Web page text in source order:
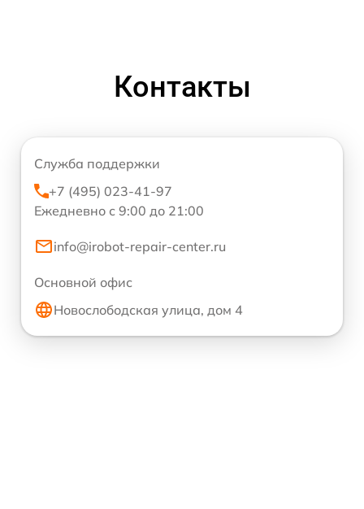
Контакты
Служба поддержки
+7 (495) 023-41-97
Ежедневно с 9:00 до 21:00
info@irobot-repair-center.ru
Основной офис
Новослободская улица, дом 4